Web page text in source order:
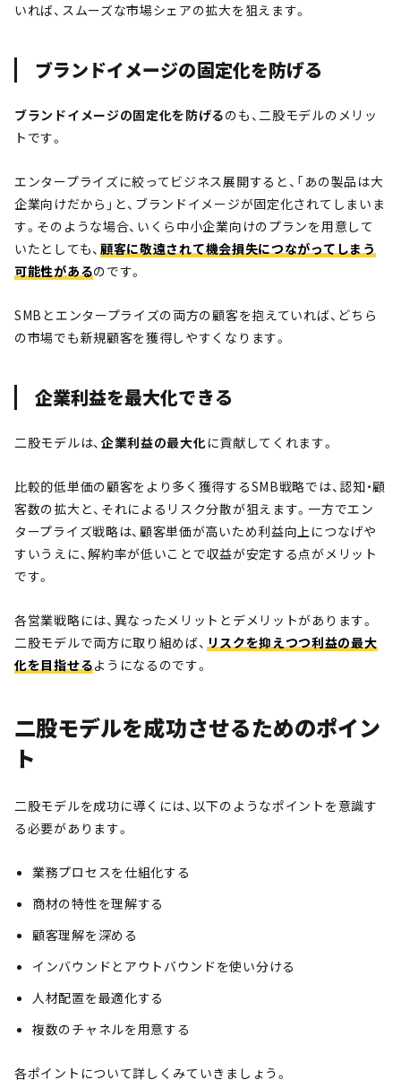
いれば、スムーズな市場シェアの拡大を狙えます。
ブランドイメージの固定化を防げる
ブランドイメージの固定化を防げるのも、二股モデルのメリッ
トです。
エンタープライズに絞ってビジネス展開すると、「あの製品は大
企業向けだから」と、ブランドイメージが固定化されてしまいま
す。そのような場合、いくら中小企業向けのプランを用意して
いたとしても、 顧客に敬遠されて機会損失につながってしまう
可能性があるのです。
SMBとエンタープライズの両方の顧客を抱えていれば、どちら
の市場でも新規顧客を獲得しやすくなります。
企業利益を最大化できる
二股モデルは、 企業利益の最大化に貢献してくれます。
比較的低単価の顧客をより多く獲得するSMB戦略では、認知・顧
客数の拡大と、それによるリスク分散が狙えます。一方でエン
タープライズ戦略は、顧客単価が高いため利益向上につなげや
すいうえに、解約率が低いことで収益が安定する点がメリット
です。
各営業戦略には、異なったメリットとデメリットがあります。
二股モデルで両方に取り組めば、 リスクを抑えつつ利益の最大
化を目指せるようになるのです。
二股モデルを成功させるためのポイン
ト
二股モデルを成功に導くには、以下のようなポイントを意識す
る必要があります。
業務プロセスを仕組化する
商材の特性を理解する
顧客理解を深める
インバウンドとアウトバウンドを使い分ける
人材配置を最適化する
複数のチャネルを用意する
各ポイントについて詳しくみていきましょう。